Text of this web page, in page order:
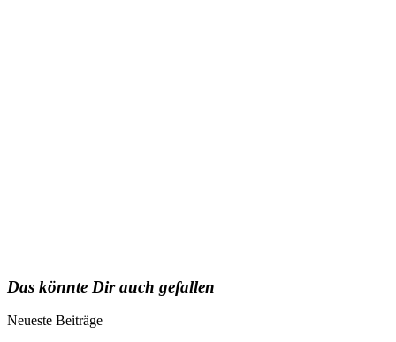
Das könnte Dir auch gefallen
Neueste Beiträge